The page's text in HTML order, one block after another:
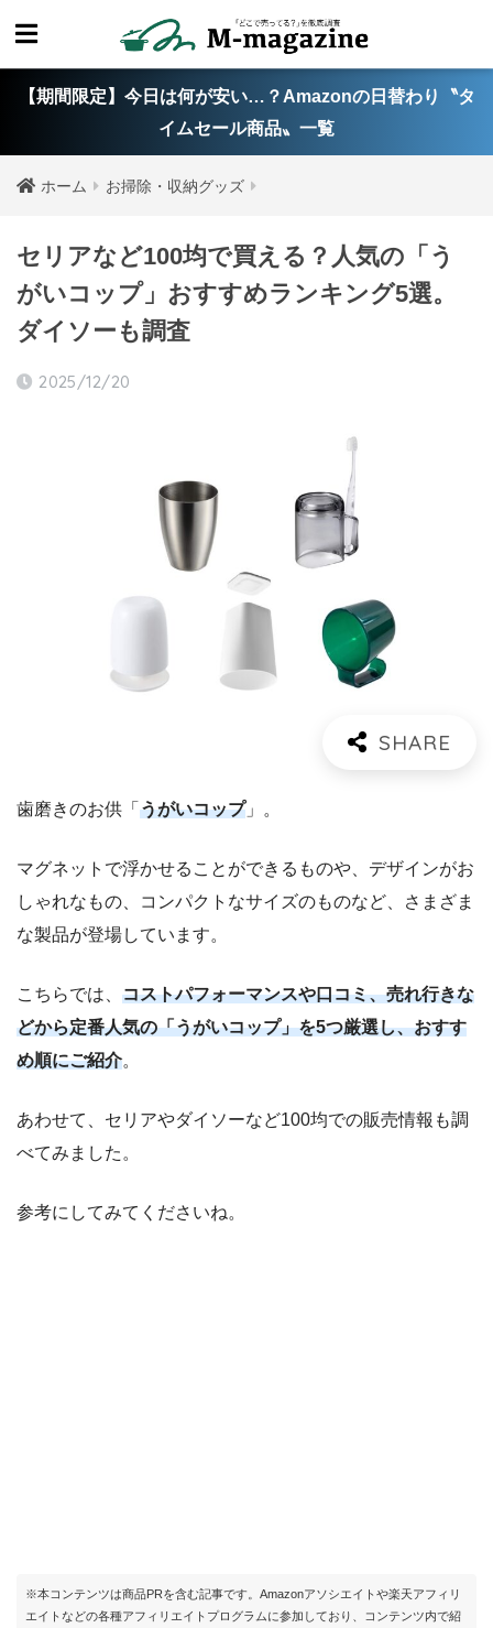
【期間限定】今日は何が安い…？Amazonの日替わり〝タ
イムセール商品〟一覧
ホーム お掃除・収納グッズ
セリアなど100均で買える？人気の「う
がいコップ」おすすめランキング5選。
ダイソーも調査
2025/12/20
歯磨きのお供「 うがいコップ」。
マグネットで浮かせることができるものや、デザインがお
しゃれなもの、コンパクトなサイズのものなど、さまざま
な製品が登場しています。
こちらでは、 コストパフォーマンスや口コミ、売れ行きな
どから定番人気の「うがいコップ」を5つ厳選し、おすす
め順にご紹介。
あわせて、セリアやダイソーなど100均での販売情報も調
べてみました。
参考にしてみてくださいね。
※本コンテンツは商品PRを含む記事です。Amazonアソシエイトや楽天アフィリ
エイトなどの各種アフィリエイトプログラムに参加しており、コンテンツ内で紹